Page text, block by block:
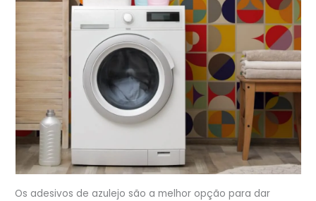
Os adesivos de azulejo são a melhor opção para dar